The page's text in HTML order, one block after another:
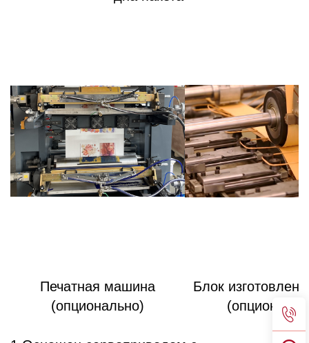
Печатная машина
(опционально)
Блок